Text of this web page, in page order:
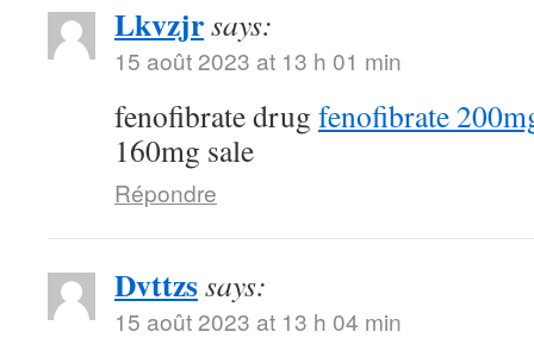
Lkvzjrsays:
15 août 2023 at 13 h 01 min
fenofibrate drug fenofibrate
160mg sale
Répondre
Dvttzssays:
15 août 2023 at 13 h 04 min